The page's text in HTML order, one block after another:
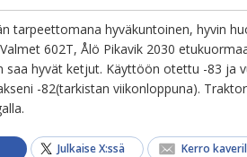
tarpeettomana hyväkuntoinen, hyvin
602T, Ålö Pikavik 2030
saa hyvät ketjut. Käyttöön otettu -83 ja
-82(tarkistan viikonloppuna).
Julkaise X:ssä Kerro